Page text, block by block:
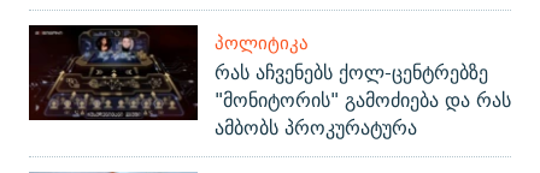
ᲞᲝᲚᲘᲢᲘᲙᲐ
რას აჩვენებს ქოლ-ცენტრებზე
"მონიტორის" გამოძიება და რას
ამბობს პროკურატურა